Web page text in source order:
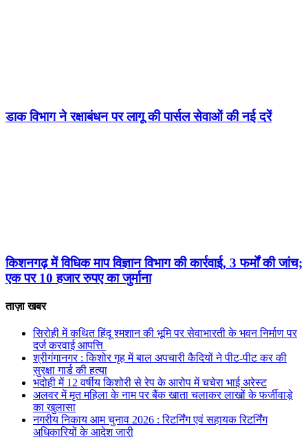
डाक विभाग ने रक्षाबंधन पर लागू की पार्सल सेवाओं की नई दरें
किशनगढ़ में विधिक माप विज्ञान विभाग की कार्रवाई, 3 फर्मों की जांच;
एक पर 10 हजार रुपए का जुर्माना
ताज़ा खबर
सिरोही में कथित हिंदू श्मशान की भूमि पर सेवाभारती के भवन निर्माण पर
दर्ज करवाई आपत्ति
श्रीगंगानगर : किशोर गृह में बाल अपचारी कैदियों ने पीट-पीट कर की
सुरक्षा गार्ड की हत्या
भदोही में 12 वर्षीय किशोरी से रेप के आरोप में चचेरा भाई अरेस्ट
अलवर में मृत महिला के नाम पर बैंक खाता चलाकर लाखों के फर्जीवाड़े
का खुलासा
नगरीय निकाय आम चुनाव 2026 : रिटर्निंग एवं सहायक रिटर्निंग
अधिकारियों के आदेश जारी